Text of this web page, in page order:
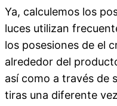
Ya, calculemos los
luces utilizan
los posesiones de el
alrededor del
así­ como a través de
tiras una diferente